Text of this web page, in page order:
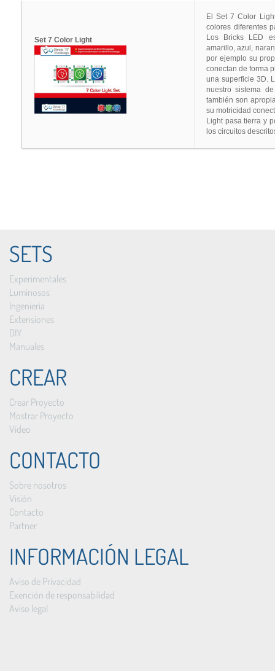
Set 7 Color Light
El Set 7 Color
colores diferentes
Los Bricks LED
amarillo, azul,
por ejemplo su
conectan de forma
una superficie 3D.
nuestro sistema
también son
su motricidad
Light pasa tierra y
los circuitos
SETS
Experimentales
Luminosos
Ingeniería
Extensiones
DIY
Manuales
CREAR
Crear Proyecto
Mostrar Proyecto
Vídeo
CONTACTO
Sobre nosotros
Visión
Contacto
Partner
INFORMACIÓN LEGAL
Aviso de Privacidad
Exención de responsabilidad
Aviso legal